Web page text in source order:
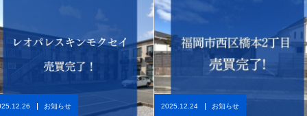
お知らせ 2025.12.24 お知らせ